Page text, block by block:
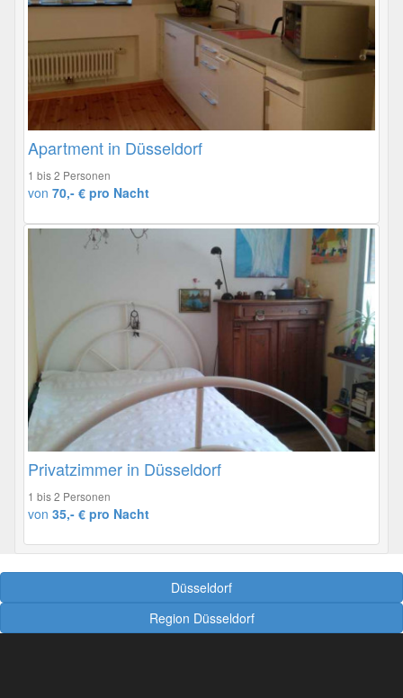
Apartment in Düsseldorf
1 bis 2 Personen
von 70,- € pro Nacht
Privatzimmer in Düsseldorf
1 bis 2 Personen
von 35,- € pro Nacht
Düsseldorf
Region Düsseldorf